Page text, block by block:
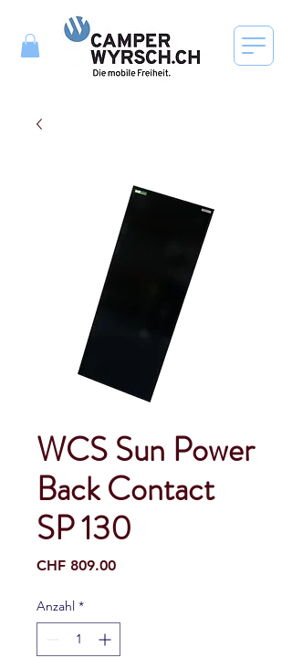
WCS Sun Power
Back Contact
SP 130
CHF 809.00Preis
Anzahl *